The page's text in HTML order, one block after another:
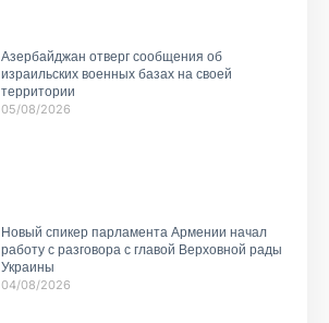
Азербайджан отверг сообщения об
израильских военных базах на своей
территории
05/08/2026
Новый спикер парламента Армении начал
работу с разговора с главой Верховной рады
Украины
04/08/2026